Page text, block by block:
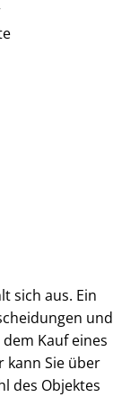
sich aus. Ein
und
Kauf eines
kann Sie über
des Objektes